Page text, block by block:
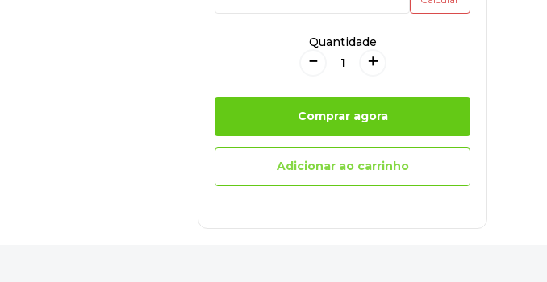
Quantidade
＋
－
Comprar agora
Adicionar ao carrinho